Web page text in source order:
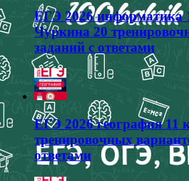
ЕГЭ 2026 информатика
Чуркина 20
заданий с ответами
ЕГЭ 2026 география 11
тренировочных
ответами